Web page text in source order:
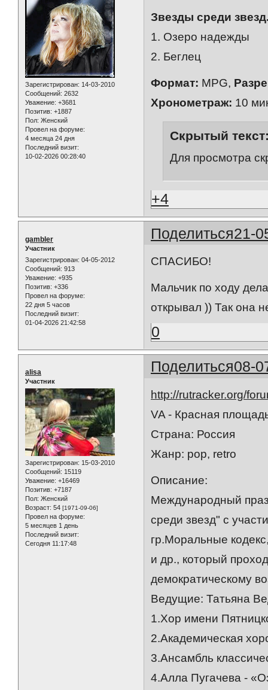
Зарегистрирован: 14-03-2010
Сообщений: 2632
Уважение: +3681
Позитив: +1887
Пол: Женский
Провел на форуме:
4 месяца 24 дня
Последний визит:
10-02-2026 00:28:40
Звезды среди
1. Озеро надежды
2. Беглец
Формат: MPG,
Хронометраж: 10
Скрытый
Для просмотра
+4
Поделиться21-
gambler
Участник
Зарегистрирован: 04-05-2012
Сообщений: 913
Уважение: +935
Позитив: +336
Провел на форуме:
22 дня 5 часов
Последний визит:
01-04-2026 21:42:58
СПАСИБО!
Мальчик по ходу
открывал )) Так она
0
Поделиться08-
alisa
Участник
Зарегистрирован: 15-03-2010
Сообщений: 15119
Уважение: +16469
Позитив: +7187
Пол: Женский
Возраст: 54 [1971-09-06]
Провел на форуме:
5 месяцев 1 день
Последний визит:
Сегодня 11:17:48
http://rutracker.org/
VA - Красная
Страна: Россия
Жанр: pop, retro
Описание:
Международный
среди звезд" с
гр.Моральные
и др., который
демократическому
Ведущие: Татьяна
1.Хор имени
2.Академическая
3.Ансамбль
4.Алла Пугачева -